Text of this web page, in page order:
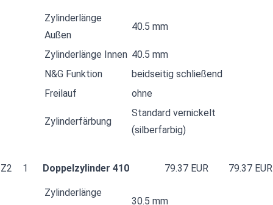
Zylinderlänge
Außen
40.5 mm
Zylinderlänge Innen 40.5 mm
N&G Funktion
beidseitig schließend
Freilauf
ohne
Zylinderfärbung
Standard vernickelt
(silberfarbig)
Z2 1 Doppelzylinder 410 79.37 EUR 79.37 EUR
Zylinderlänge
30.5 mm